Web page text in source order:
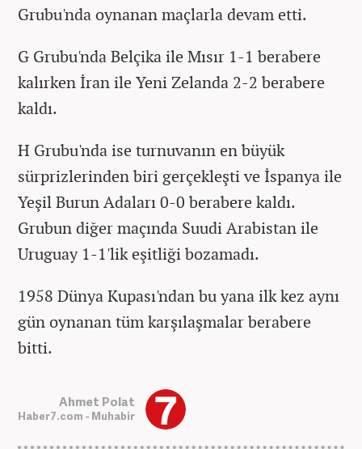
Grubu'nda oynanan maçlarla devam etti.
G Grubu'nda Belçika ile Mısır 1-1 berabere
kalırken İran ile Yeni Zelanda 2-2 berabere
kaldı.
H Grubu'nda ise turnuvanın en büyük
sürprizlerinden biri gerçekleşti ve İspanya ile
Yeşil Burun Adaları 0-0 berabere kaldı.
Grubun diğer maçında Suudi Arabistan ile
Uruguay 1-1'lik eşitliği bozamadı.
1958 Dünya Kupası'ndan bu yana ilk kez aynı
gün oynanan tüm karşılaşmalar berabere
bitti.
Ahmet Polat
Haber7.com - Muhabir